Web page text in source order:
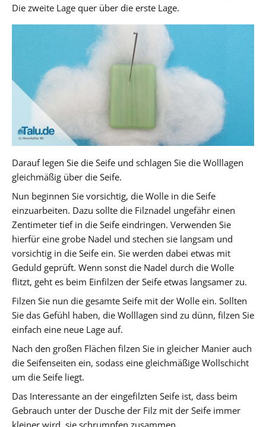
Die zweite Lage quer über die erste Lage.
Darauf legen Sie die Seife und schlagen Sie die Wolllagen
gleichmäßig über die Seife.
Nun beginnen Sie vorsichtig, die Wolle in die Seife
einzuarbeiten. Dazu sollte die Filznadel ungefähr einen
Zentimeter tief in die Seife eindringen. Verwenden Sie
hierfür eine grobe Nadel und stechen sie langsam und
vorsichtig in die Seife ein. Sie werden dabei etwas mit
Geduld geprüft. Wenn sonst die Nadel durch die Wolle
flitzt, geht es beim Einfilzen der Seife etwas langsamer zu.
Filzen Sie nun die gesamte Seife mit der Wolle ein. Sollten
Sie das Gefühl haben, die Wolllagen sind zu dünn, filzen Sie
einfach eine neue Lage auf.
Nach den großen Flächen filzen Sie in gleicher Manier auch
die Seifenseiten ein, sodass eine gleichmäßige Wollschicht
um die Seife liegt.
Das Interessante an der eingefilzten Seife ist, dass beim
Gebrauch unter der Dusche der Filz mit der Seife immer
kleiner wird, sie schrumpfen zusammen.